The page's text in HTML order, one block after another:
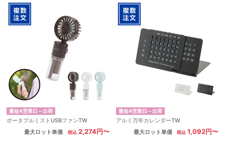
最短4営業日～出荷
ポータブルミストUSBファンTW
最大ロット単価
2,274円〜
最短4営業日～出荷
アルミ万年カレンダーTW
最大ロット単価
1,092円〜